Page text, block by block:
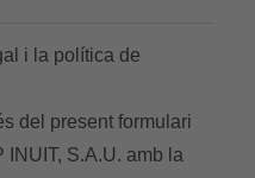
i la política de
del present formulari
INUIT, S.A.U. amb la